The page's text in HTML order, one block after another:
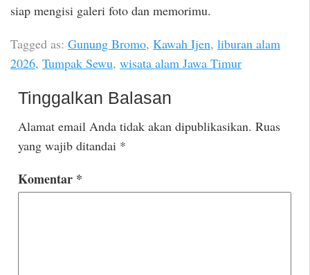
siap mengisi galeri foto dan memorimu.
Tagged as: Gunung Bromo, Kawah Ijen, liburan alam
2026, Tumpak Sewu, wisata alam Jawa Timur
Tinggalkan Balasan
Alamat email Anda tidak akan dipublikasikan. Ruas
yang wajib ditandai *
Komentar *